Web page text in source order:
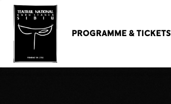
PROGRAMME & TICKETS